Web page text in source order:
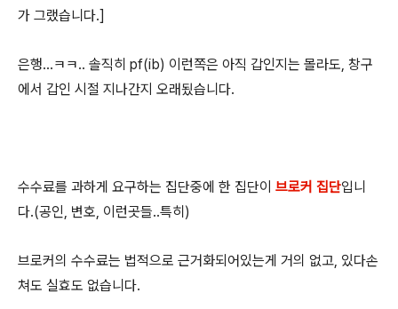
가 그랬습니다.]
은행...ㅋㅋ.. 솔직히 pf(ib) 이런쪽은 아직 갑인지는 몰라도, 창구
에서 갑인 시절 지나간지 오래됬습니다.
수수료를 과하게 요구하는 집단중에 한 집단이 브로커 집단입니
다.(공인, 변호, 이런곳들..특히)
브로커의 수수료는 법적으로 근거화되어있는게 거의 없고, 있다손
쳐도 실효도 없습니다.